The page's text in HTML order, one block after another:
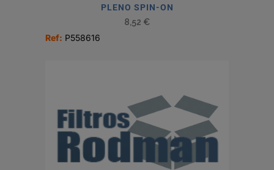
PLENO SPIN-ON
8,52 €
Ref: P558616